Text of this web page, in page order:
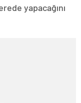
yapacağını